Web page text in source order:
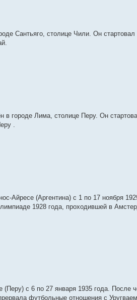
Сантьяго, столице Чили. Он
городе Лима, столице Перу. Он
.
(Аргентина) с 1 по 17 ноября
1928 года, проходившей в
с 6 по 27 января 1935 года. После
футбольные отношения с